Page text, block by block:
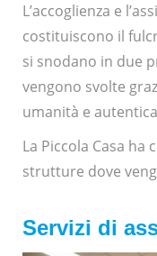
L’accoglienza e
costituiscono il
si snodano in due
vengono svolte
umanità e
La Piccola Casa
strutture dove
Servizi di